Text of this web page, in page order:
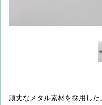
頑丈なメタル素材を採用し